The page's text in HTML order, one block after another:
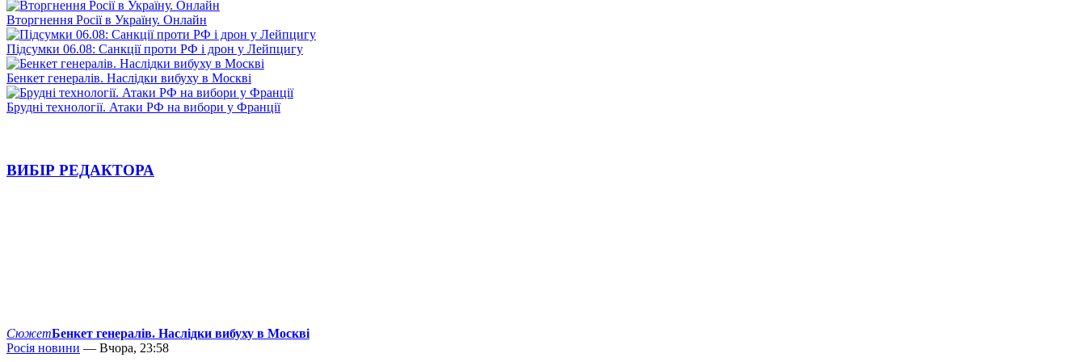
Вторгнення Росії в Україну. Онлайн
Підсумки 06.08: Санкції проти РФ і дрон у Лейпцигу
Бенкет генералів. Наслідки вибуху в Москві
Брудні технології. Атаки РФ на вибори у Франції
ВИБІР РЕДАКТОРА
СюжетБенкет генералів. Наслідки вибуху в Москві
Росія новини — Вчора, 23:58